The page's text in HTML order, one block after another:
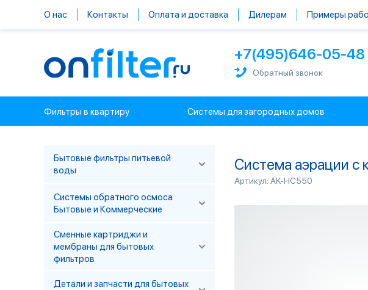
О нас Контакты Оплата и доставка Дилерам Примеры
+7(495)646-05-48
Обратный звонок
Фильтры в квартиру Системы для загородных домов
Система аэрации с
Артикул: AK-HC550
Бытовые фильтры питьевой
воды
Системы обратного осмоса
Бытовые и Коммерческие
Сменные картриджи и
мембраны для бытовых
фильтров
Детали и запчасти для бытовых